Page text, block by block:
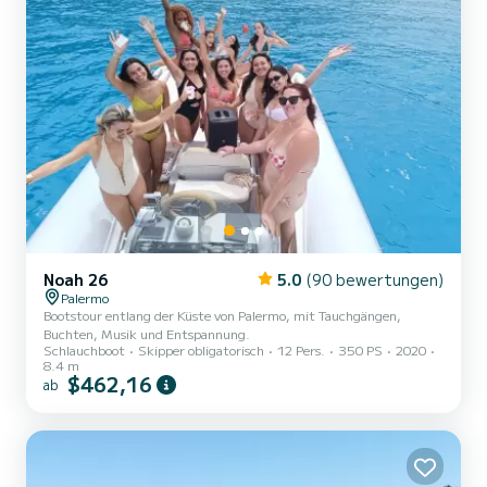
Noah 26 5.0 (90 bewertungen)
Palermo
Bootstour entlang der Küste von Palermo, mit Tauchgängen,
Buchten, Musik und Entspannung.
Schlauchboot
Skipper obligatorisch 12 Pers. 350 PS
2020
8.4 m
ab $462,16